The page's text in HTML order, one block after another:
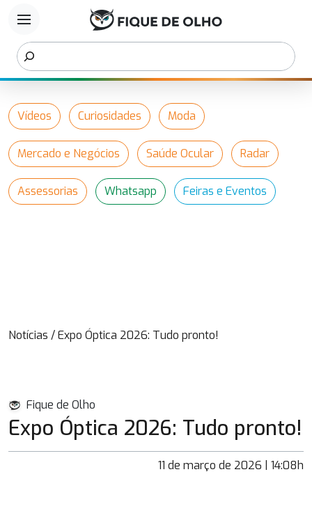
menu
Vídeos Curiosidades Moda
Mercado e Negócios Saúde Ocular Radar
Assessorias Whatsapp Feiras e Eventos
Notícias /Expo Óptica 2026: Tudo pronto!
Fique de Olho
Expo Óptica 2026: Tudo pronto!
11 de março de 2026 | 14:08h